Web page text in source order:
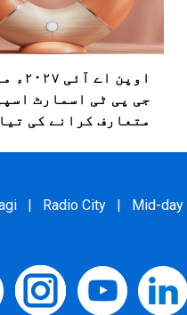
اوپن
جی پی ٹی اسمارٹ
متعارف کرانے کی
| Radio City | Mid-day